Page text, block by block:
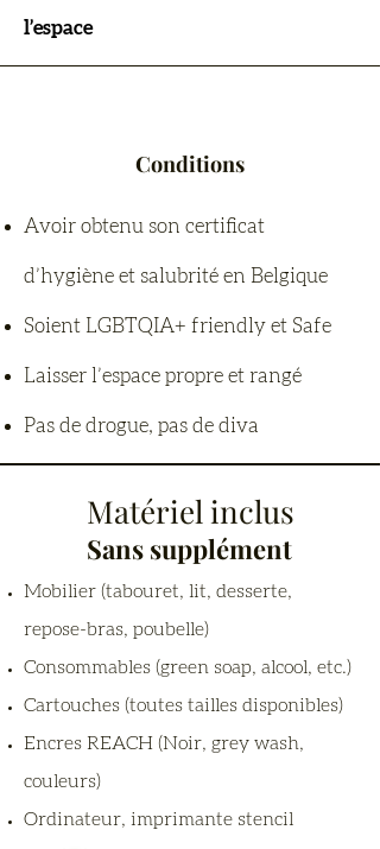
l’espace
Conditions
Avoir obtenu son certificat
d’hygiène et salubrité en Belgique
Soient LGBTQIA+ friendly et Safe
Laisser l’espace propre et rangé
Pas de drogue, pas de diva
Matériel inclus
Sans supplément
Mobilier (tabouret, lit, desserte,
repose-bras, poubelle)
Consommables (green soap, alcool, etc.)
Cartouches (toutes tailles disponibles)
Encres REACH (Noir, grey wash,
couleurs)
Ordinateur, imprimante stencil